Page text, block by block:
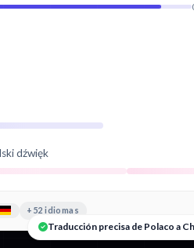
dźwięk
+52 idiomas
Traducción precisa de Polaco a